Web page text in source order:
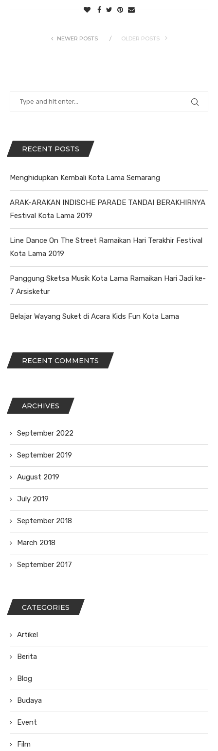
NEWER POSTS OLDER POSTS
RECENT POSTS
Menghidupkan Kembali Kota Lama Semarang
ARAK-ARAKAN INDISCHE PARADE TANDAI BERAKHIRNYA
Festival Kota Lama 2019
Line Dance On The Street Ramaikan Hari Terakhir Festival
Kota Lama 2019
Panggung Sketsa Musik Kota Lama Ramaikan Hari Jadi ke-
7 Arsisketur
Belajar Wayang Suket di Acara Kids Fun Kota Lama
RECENT COMMENTS
ARCHIVES
September 2022
September 2019
August 2019
July 2019
September 2018
March 2018
September 2017
CATEGORIES
Artikel
Berita
Blog
Budaya
Event
Film